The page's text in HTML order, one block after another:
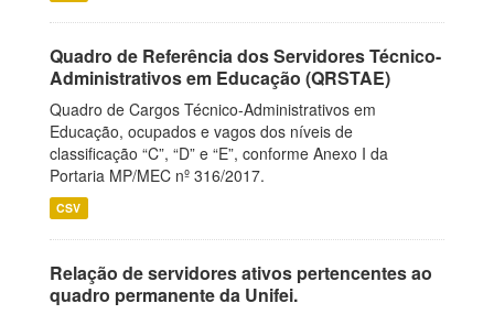
Quadro de Referência dos Servidores Técnico-
Administrativos em Educação (QRSTAE)
Quadro de Cargos Técnico-Administrativos em
Educação, ocupados e vagos dos níveis de
classificação “C”, “D” e “E”, conforme Anexo I da
Portaria MP/MEC nº 316/2017.
CSV
Relação de servidores ativos pertencentes ao
quadro permanente da Unifei.